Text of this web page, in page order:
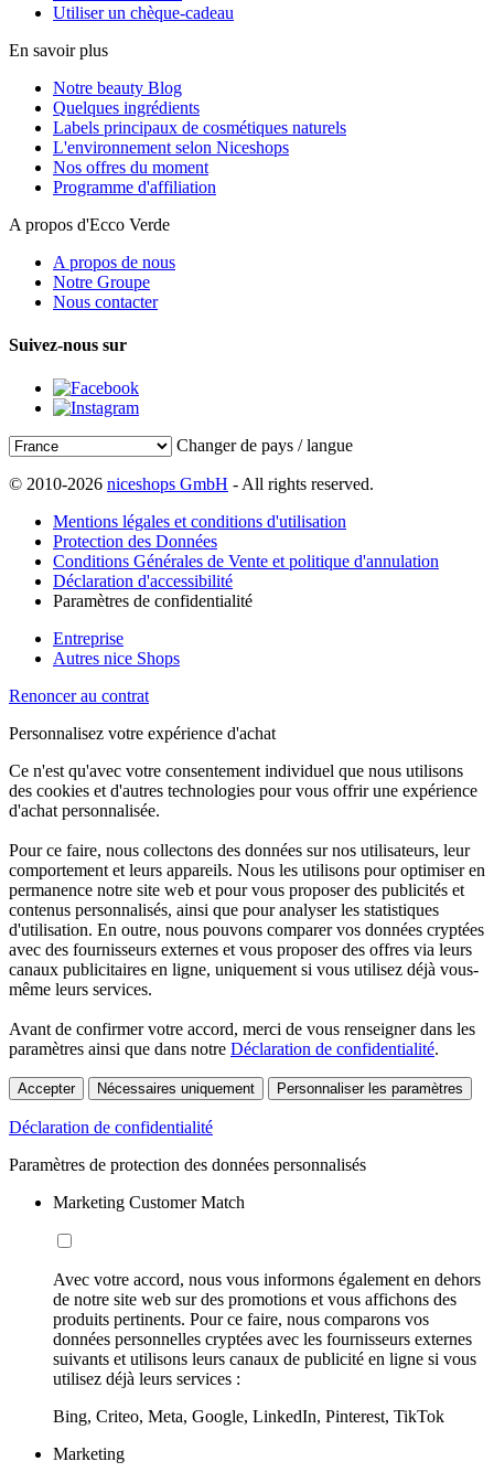
Utiliser un chèque-cadeau
En savoir plus
Notre beauty Blog
Quelques ingrédients
Labels principaux de cosmétiques naturels
L'environnement selon Niceshops
Nos offres du moment
Programme d'affiliation
A propos d'Ecco Verde
A propos de nous
Notre Groupe
Nous contacter
Suivez-nous sur
Changer de pays / langue
© 2010-2026 niceshops GmbH - All rights reserved.
Mentions légales et conditions d'utilisation
Protection des Données
Conditions Générales de Vente et politique d'annulation
Déclaration d'accessibilité
Paramètres de confidentialité
Entreprise
Autres nice Shops
Renoncer au contrat
Personnalisez votre expérience d'achat
Ce n'est qu'avec votre consentement individuel que nous utilisons
des cookies et d'autres technologies pour vous offrir une expérience
d'achat personnalisée.
Pour ce faire, nous collectons des données sur nos utilisateurs, leur
comportement et leurs appareils. Nous les utilisons pour optimiser en
permanence notre site web et pour vous proposer des publicités et
contenus personnalisés, ainsi que pour analyser les statistiques
d'utilisation. En outre, nous pouvons comparer vos données cryptées
avec des fournisseurs externes et vous proposer des offres via leurs
canaux publicitaires en ligne, uniquement si vous utilisez déjà vous-
même leurs services.
Avant de confirmer votre accord, merci de vous renseigner dans les
paramètres ainsi que dans notre Déclaration de confidentialité.
Accepter Nécessaires uniquement Personnaliser les paramètres
Déclaration de confidentialité
Paramètres de protection des données personnalisés
Marketing Customer Match
Avec votre accord, nous vous informons également en dehors
de notre site web sur des promotions et vous affichons des
produits pertinents. Pour ce faire, nous comparons vos
données personnelles cryptées avec les fournisseurs externes
suivants et utilisons leurs canaux de publicité en ligne si vous
utilisez déjà leurs services :
Bing, Criteo, Meta, Google, LinkedIn, Pinterest, TikTok
Marketing